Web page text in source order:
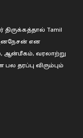
திருக்கத்தால் Tamil
ஐனநேசன் என
ஆன்மீகம், வரலாற்று
தரப்பு விரும்பும்